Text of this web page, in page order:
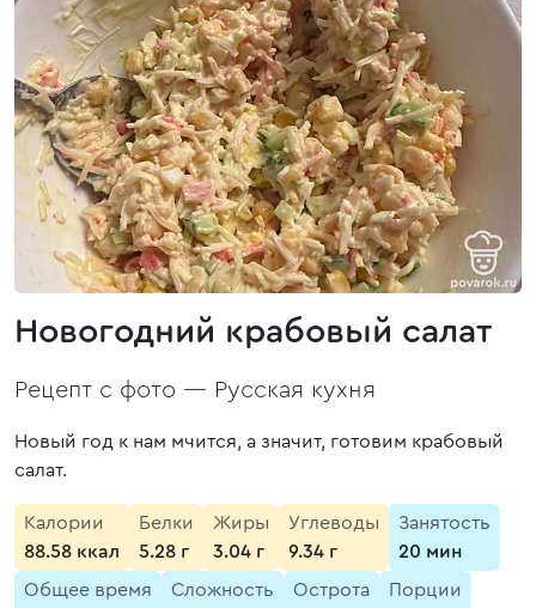
Новогодний крабовый салат
Рецепт с фото — Русская кухня
Новый год к нам мчится, а значит, готовим крабовый
салат.
Калории
88.58 ккал
Белки
5.28 г
Жиры
3.04 г
Углеводы
9.34 г
Занятость
20 мин
Общее время
Сложность
Острота
Порции